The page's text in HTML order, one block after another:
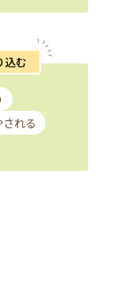
込む
される